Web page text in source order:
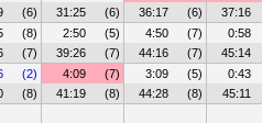
(6) 31:25 (6) 36:17 (6) 37:16
(8) 2:50 (5) 4:50 (7) 0:58
(7) 39:26 (7) 44:16 (7) 45:14
(2) 4:09 (7) 3:09 (5) 0:43
(8) 41:19 (8) 44:28 (8) 45:11